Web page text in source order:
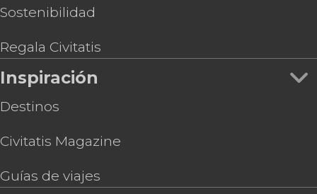
Sostenibilidad
Regala Civitatis
Inspiración
Destinos
Civitatis Magazine
Guías de viajes